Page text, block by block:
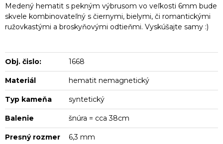
Medený hematit s pekným výbrusom vo veľkosti 6mm bude
skvele kombinovateľný s čiernymi, bielymi, či romantickými
ružovkastými a broskyňovými odtieňmi. Vyskúšajte samy :)
Obj. čislo: 1668
Materiál hematit nemagnetický
Typ kameňa syntetický
Balenie šnúra = cca 38cm
Presný rozmer 6,3 mm